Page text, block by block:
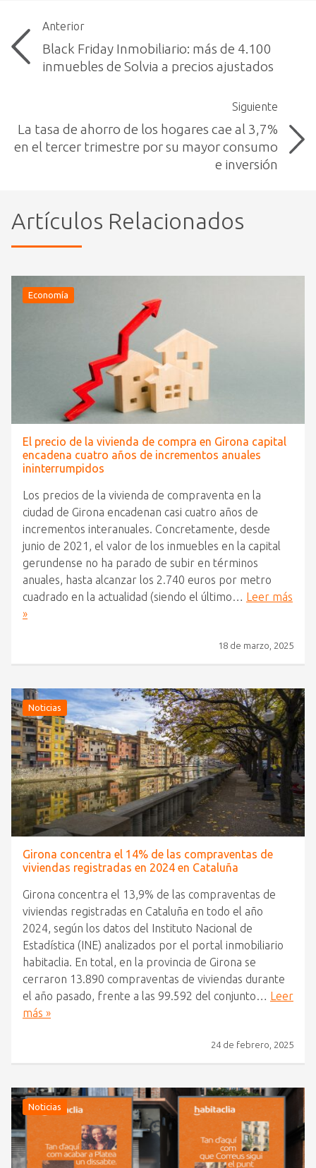
Anterior
Black Friday Inmobiliario: más de 4.100
inmuebles de Solvia a precios ajustados
Siguiente
La tasa de ahorro de los hogares cae al 3,7%
en el tercer trimestre por su mayor consumo
e inversión
Artículos Relacionados
Economía
El precio de la vivienda de compra en Girona capital
encadena cuatro años de incrementos anuales
ininterrumpidos
Los precios de la vivienda de compraventa en la
ciudad de Girona encadenan casi cuatro años de
incrementos interanuales. Concretamente, desde
junio de 2021, el valor de los inmuebles en la capital
gerundense no ha parado de subir en términos
anuales, hasta alcanzar los 2.740 euros por metro
cuadrado en la actualidad (siendo el último…
Leer más
»
18 de marzo, 2025
Noticias
Girona concentra el 14% de las compraventas de
viviendas registradas en 2024 en Cataluña
Girona concentra el 13,9% de las compraventas de
viviendas registradas en Cataluña en todo el año
2024, según los datos del Instituto Nacional de
Estadística (INE) analizados por el portal inmobiliario
habitaclia. En total, en la provincia de Girona se
cerraron 13.890 compraventas de viviendas durante
el año pasado, frente a las 99.592 del conjunto…
Leer
más »
24 de febrero, 2025
Noticias